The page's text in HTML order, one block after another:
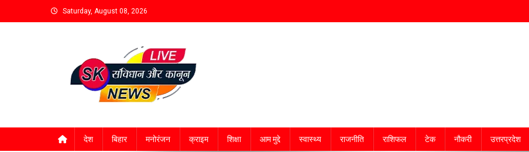
Saturday, August 08, 2026
देश बिहार मनोरंजन क्राइम शिक्षा आम मुद्दे स्वास्थ्य राजनीति राशिफल टेक नौकरी उत्तरप्रदेश